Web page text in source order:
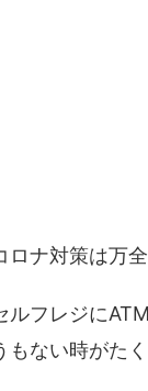
ロナ対策は万
ルフレジに
もない時がた